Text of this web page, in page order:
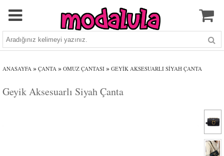
ANASAYFA » ÇANTA » OMUZ ÇANTASI » GEYIK AKSESUARLI SIYAH ÇANTA
Geyik Aksesuarlı Siyah Çanta